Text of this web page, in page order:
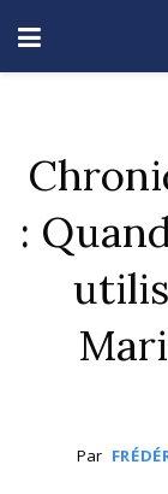
:
Par